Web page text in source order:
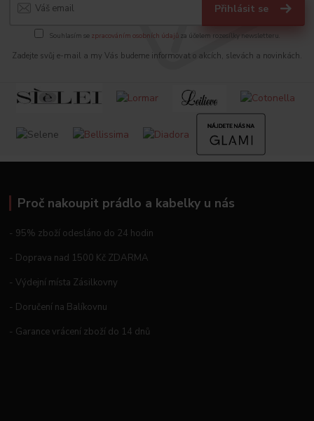
Přihlásit se
Souhlasím se zpracováním osobních údajů za účelem rozesílky newsletteru.
Zadejte svůj e-mail a my Vás budeme informovat o akcích, slevách a novinkách.
Proč nakoupit prádlo a kabelky u nás
- 95% zboží odesláno do 24 hodin
- Doprava nad 1500 Kč ZDARMA
- Výdejní místa Zásilkovny
- Doručení na Balíkovnu
- Garance vrácení zboží do 14 dnů